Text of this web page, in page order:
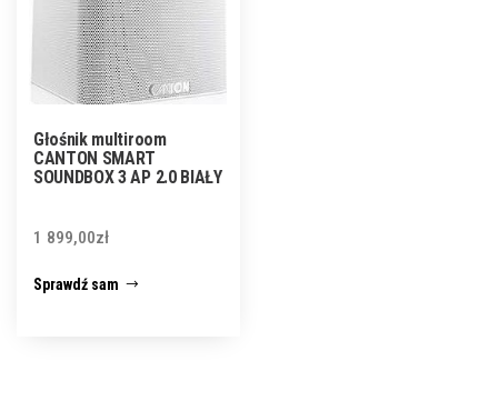
Głośnik multiroom
CANTON SMART
SOUNDBOX 3 AP 2.0 BIAŁY
1 899,00zł
Sprawdź sam